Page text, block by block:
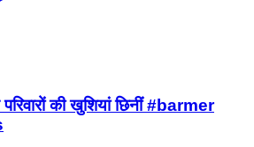
की खुशियां छिनीं #barmer